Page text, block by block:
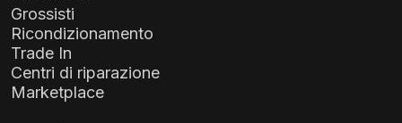
Grossisti
Ricondizionamento
Trade In
Centri di riparazione
Marketplace